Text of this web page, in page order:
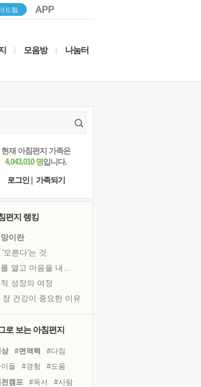
드림
모음방 나눔터
현재 아침편지 가족은
4,043,010 명입니다.
로그인
가족되기
편지 랭킹
이란
'모른다'는 것
귀를 열고 마음을 내어주고
성장의 여정
장 건강이 중요한 이유
흙이 된 몸으로 출근하는 여자
로 보는 아침편지
#면역력
#다짐
들
#경험
#도움
캠프
#독서
#사람